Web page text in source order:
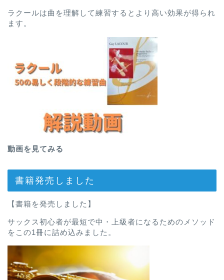
ラクールは曲を理解して練習するとより高い効果が得られ
ます。
動画を見てみる
書籍発売しました
【書籍を発売しました】
サックス初心者が最短で中・上級者になるためのメソッド
をこの1冊に詰め込みました。